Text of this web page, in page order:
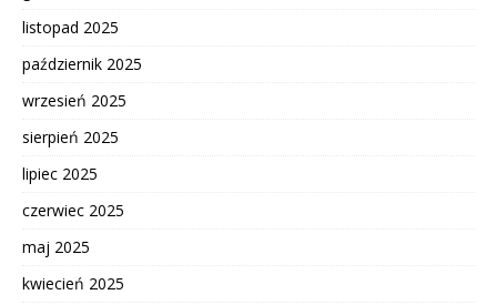
listopad 2025
październik 2025
wrzesień 2025
sierpień 2025
lipiec 2025
czerwiec 2025
maj 2025
kwiecień 2025